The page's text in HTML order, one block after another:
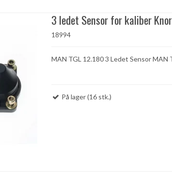
3 ledet Sensor for kaliber
18994
MAN TGL 12.180 3 Ledet Sensor MAN
På lager (16 stk.)